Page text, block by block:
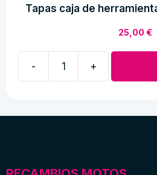
Tapas caja de
25,00€
- +